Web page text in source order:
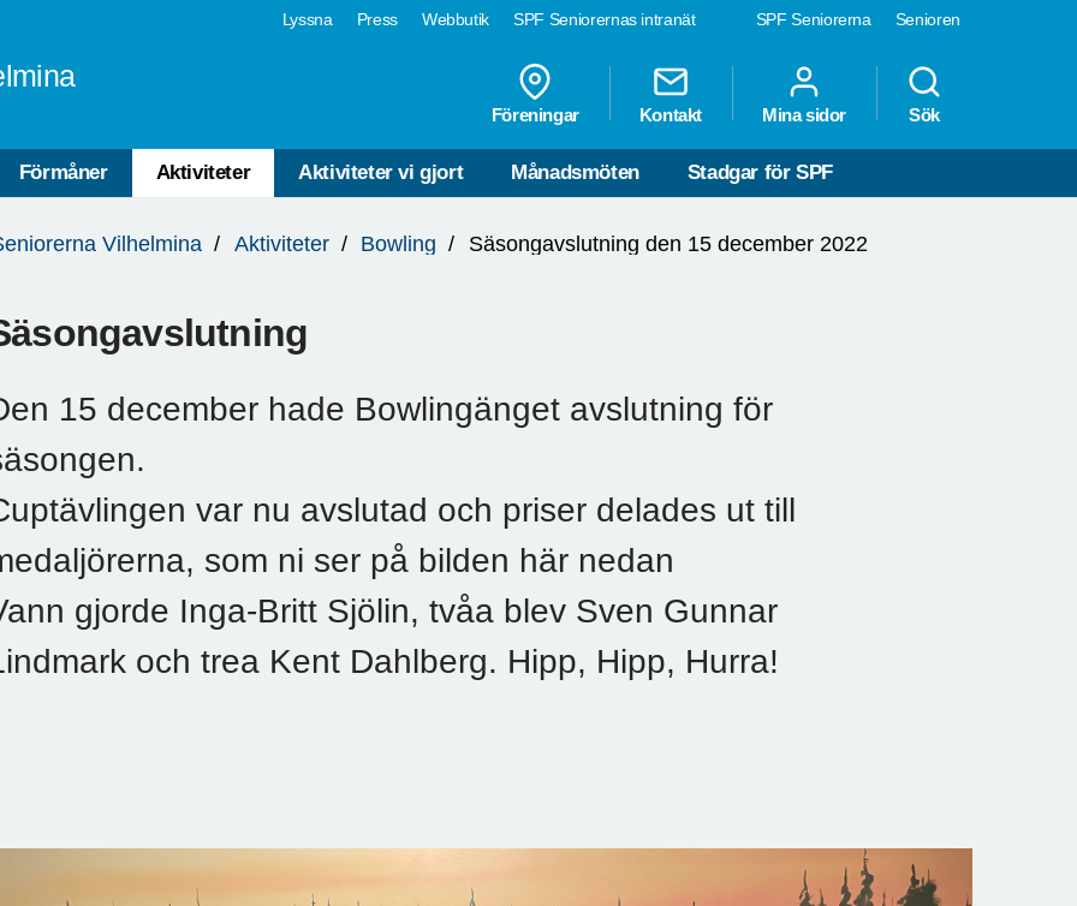
SPF Seniorerna Senioren
Lyssna Press Webbutik SPF Seniorernas intranät
Föreningar Kontakt Mina sidor Sök
Förmåner Aktiviteter Aktiviteter vi gjort Månadsmöten Stadgar för SPF
Vilhelmina Aktiviteter Bowling Säsongavslutning den 15 december 2022
15 december hade Bowlingänget avslutning för
var nu avslutad och priser delades ut till
som ni ser på bilden här nedan
gjorde Inga-Britt Sjölin, tvåa blev Sven Gunnar
och trea Kent Dahlberg. Hipp, Hipp, Hurra!